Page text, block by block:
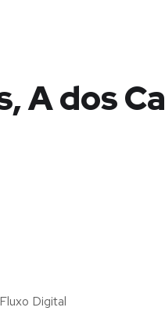
A dos
Digital